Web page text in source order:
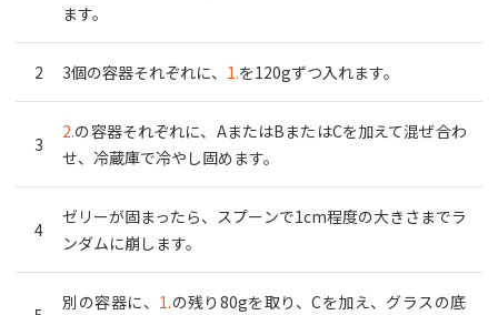
ます。
3個の容器それぞれに、 1.を120gずつ入れます。
2.の容器それぞれに、AまたはBまたはCを加えて混ぜ合わ
せ、冷蔵庫で冷やし固めます。
ゼリーが固まったら、スプーンで1cm程度の大きさまでラ
ンダムに崩します。
別の容器に、 1.の残り80gを取り、Cを加え、グラスの底